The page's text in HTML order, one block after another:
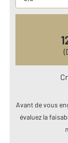
Avant de vous
évaluez la